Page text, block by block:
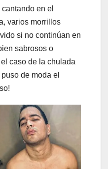
en el
varios morrillos
si no continúan en
sabrosos o
caso de la chulada
de moda el